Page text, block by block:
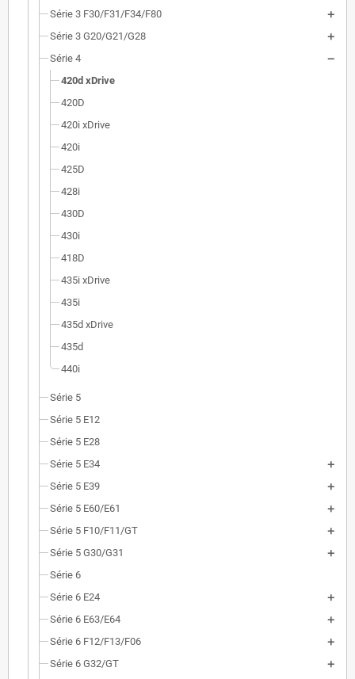
Série 3 F30/F31/F34/F80
Série 3 G20/G21/G28
Série 4
420d xDrive
420D
420i xDrive
420i
425D
428i
430D
430i
418D
435i xDrive
435i
435d xDrive
435d
440i
Série 5
Série 5 E12
Série 5 E28
Série 5 E34
Série 5 E39
Série 5 E60/E61
Série 5 F10/F11/GT
Série 5 G30/G31
Série 6
Série 6 E24
Série 6 E63/E64
Série 6 F12/F13/F06
Série 6 G32/GT